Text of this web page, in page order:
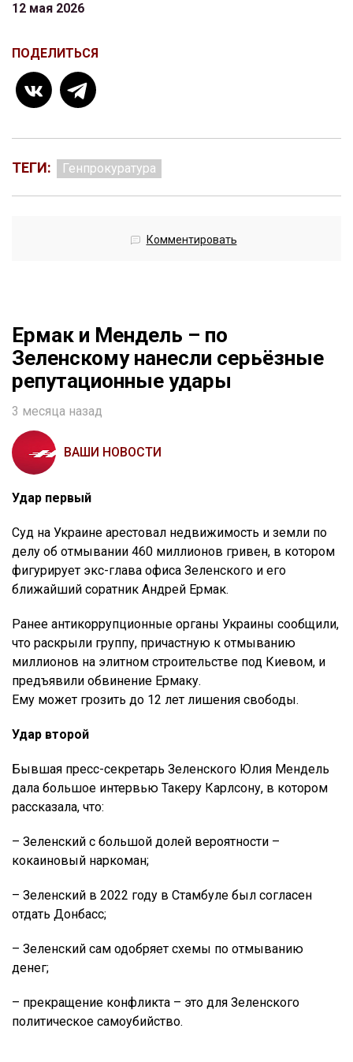
12 мая 2026
ПОДЕЛИТЬСЯ
ТЕГИ: Генпрокуратура
Комментировать
Ермак и Мендель – по
Зеленскому нанесли серьёзные
репутационные удары
3 месяца назад
ВАШИ НОВОСТИ
Удар первый
Суд на Украине арестовал недвижимость и земли по
делу об отмывании 460 миллионов гривен, в котором
фигурирует экс-глава офиса Зеленского и его
ближайший соратник Андрей Ермак.
Ранее антикоррупционные органы Украины сообщили,
что раскрыли группу, причастную к отмыванию
миллионов на элитном строительстве под Киевом, и
предъявили обвинение Ермаку.
Ему может грозить до 12 лет лишения свободы.
Удар второй
Бывшая пресс-секретарь Зеленского Юлия Мендель
дала большое интервью Такеру Карлсону, в котором
рассказала, что:
– Зеленский с большой долей вероятности –
кокаиновый наркоман;
– Зеленский в 2022 году в Стамбуле был согласен
отдать Донбасс;
– Зеленский сам одобряет схемы по отмыванию
денег;
– прекращение конфликта – это для Зеленского
политическое самоубийство.